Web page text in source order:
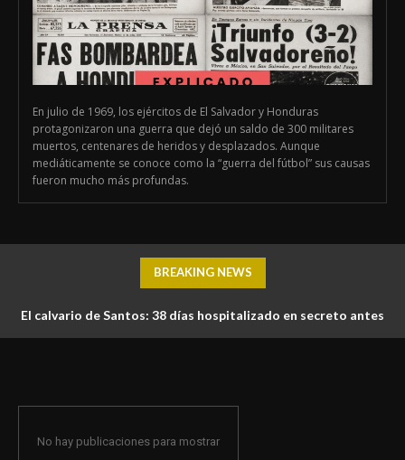
En julio de 1969, los ejércitos de El Salvador y Honduras
protagonizaron una guerra que dejó un saldo de 300 militares
muertos, centenares de heridos y desplazados. Aunque
mediáticamente se conoce como la “guerra del fútbol” sus causas
fueron mucho más profundas.
BREAKING NEWS
El calvario de Santos: 38 días hospitalizado en secreto antes
No hay publicaciones para mostrar